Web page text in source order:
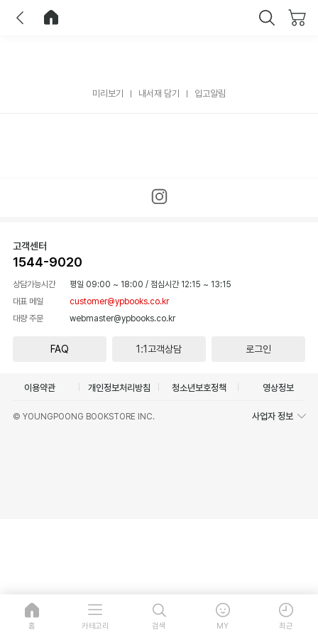
미리보기 내서재 담기 입고알림
고객센터
1544-9020
상담가능시간 평일 09:00 ~ 18:00 / 점심시간 12:15 ~ 13:15
대표 메일
customer@ypbooks.co.kr
대량 주문
webmaster@ypbooks.co.kr
FAQ 1:1고객상담 로그인
이용약관 개인정보처리방침 청소년보호정책 영상정보
© YOUNGPOONG BOOKSTORE INC. 사업자 정보
홈 카테고리 검색 MY 최근